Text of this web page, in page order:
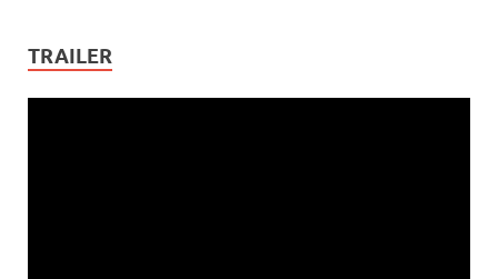
TRAILER